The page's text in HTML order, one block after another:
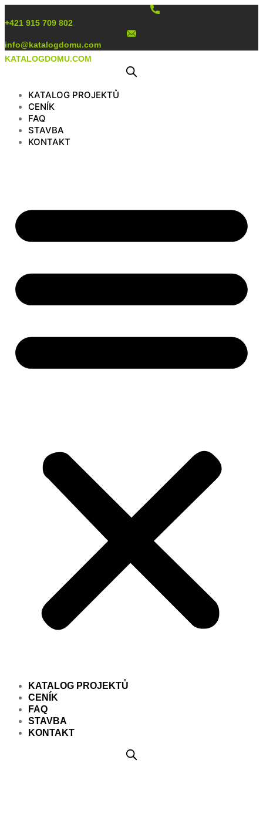
obsah
+421 915 709 802
info@katalogdomu.com
KATALOGDOMU.COM
KATALOG PROJEKTŮ
CENÍK
FAQ
STAVBA
KONTAKT
KATALOG PROJEKTŮ
CENÍK
FAQ
STAVBA
KONTAKT